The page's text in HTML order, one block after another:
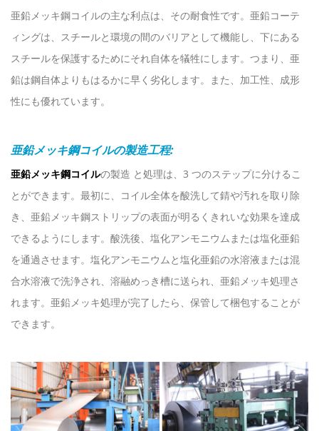
亜鉛メッキ鋼コイルの主な利点は、その耐食性です。亜鉛コーテ
ィングは、スチールと環境の間のバリアとして機能し、下にある
スチールを保護するためにそれ自体を犠牲にします。つまり、亜
鉛は鋼自体よりもはるかに早く劣化します。また、加工性、成形
性にも優れています。
亜鉛メッキ鋼コイルの製造工程:
亜鉛メッキ鋼コイルの製造 と処理は、3 つのステップに分けるこ
とができます。最初に、コイル全体を酸洗して錆や汚れを取り除
き、亜鉛メッキ鋼ストリップの表面が明るくきれいな効果を達成
できるようにします。酸洗後、塩化アンモニウムまたは塩化亜鉛
を通過させます。塩化アンモニウムと塩化亜鉛の水溶液または混
合水溶液で洗浄され、溶融めっき槽に送られ、亜鉛メッキ処理さ
れます。亜鉛メッキ処理が完了したら、保管して梱包することが
できます。